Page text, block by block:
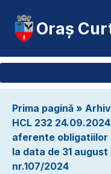
Oraș
Prima pagină »
HCL 232
aferente
la data de 31
nr.107/2024